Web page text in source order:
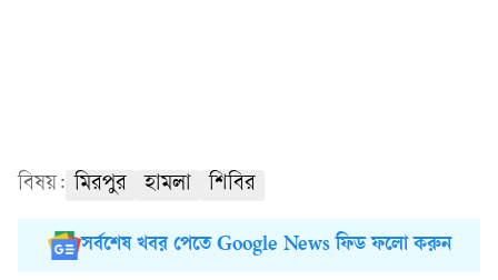
বিষয়: মিরপুর হামলা শিবির
সর্বশেষ খবর পেতে Google News ফিড ফলো করুন